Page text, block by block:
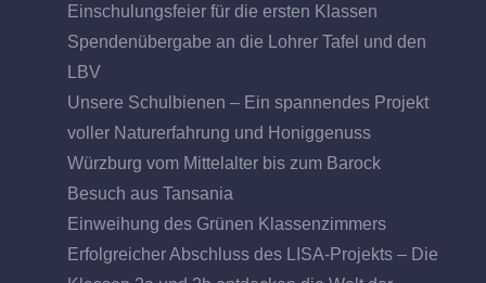
Einschulungsfeier für die ersten Klassen
Spendenübergabe an die Lohrer Tafel und den
LBV
Unsere Schulbienen – Ein spannendes Projekt
voller Naturerfahrung und Honiggenuss
Würzburg vom Mittelalter bis zum Barock
Besuch aus Tansania
Einweihung des Grünen Klassenzimmers
Erfolgreicher Abschluss des LISA-Projekts – Die